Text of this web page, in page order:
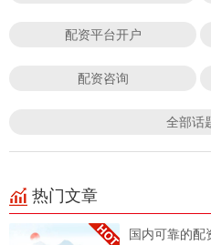
配资平台开户
配资咨询
全部话
热门文章
国内可靠的配